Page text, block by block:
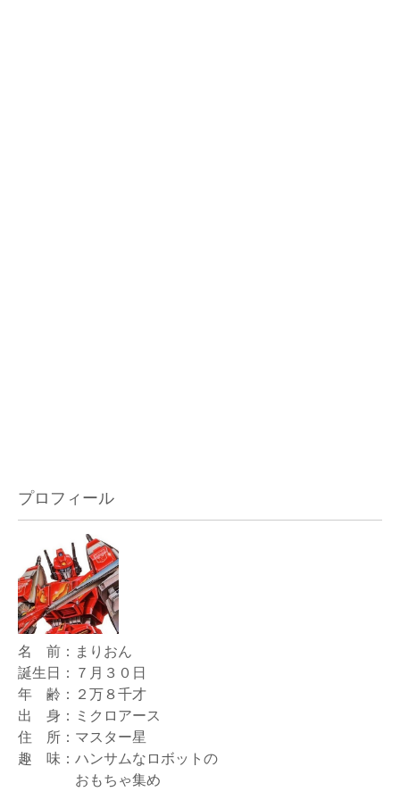
プロフィール
名 前：まりおん
誕生日：７月３０日
年 齢：２万８千才
出 身：ミクロアース
住 所：マスター星
趣 味：ハンサムなロボットの
おもちゃ集め